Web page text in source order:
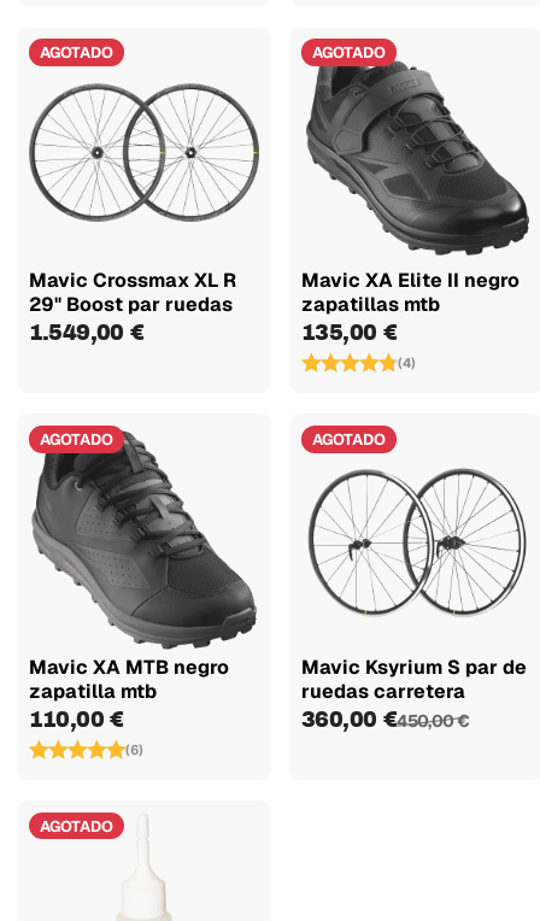
AGOTADO
Mavic Crossmax XL R
29" Boost par ruedas
1.549,00 €
AGOTADO
Mavic XA Elite II negro
zapatillas mtb
135,00 €
(4)
AGOTADO
Mavic XA MTB negro
zapatilla mtb
110,00 €
(6)
AGOTADO
Mavic Ksyrium S par de
ruedas carretera
360,00 €450,00 €
AGOTADO